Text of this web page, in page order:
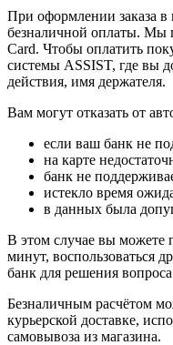
При оформлении заказа в
безналичной оплаты. Мы
Card. Чтобы оплатить
системы ASSIST, где вы
действия, имя держателя.
Вам могут отказать от
если ваш банк не
на карте
банк не
истекло время
в данных была
В этом случае вы можете
минут, воспользоваться
банк для решения
Безналичным расчётом
курьерской доставке,
самовывоза из магазина.